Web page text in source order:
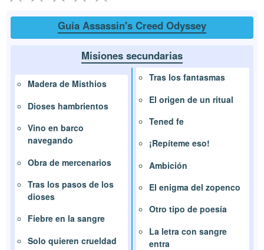
Guía Assassin's Creed Odyssey
Misiones secundarias
Madera de Misthios
Dioses hambrientos
Vino en barco
navegando
Obra de mercenarios
Tras los pasos de los
dioses
Fiebre en la sangre
Solo quieren crueldad
Tras los fantasmas
El origen de un ritual
Tened fe
¡Repíteme eso!
Ambición
El enigma del zopenco
Otro tipo de poesía
La letra con sangre
entra